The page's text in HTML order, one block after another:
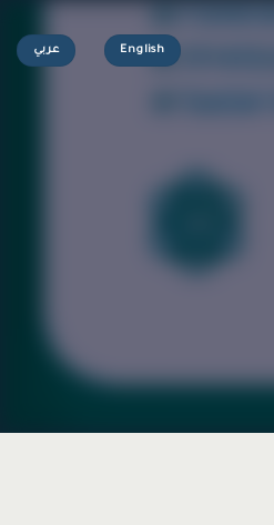
English عربي